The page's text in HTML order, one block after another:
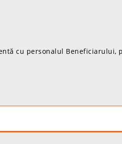
cu personalul